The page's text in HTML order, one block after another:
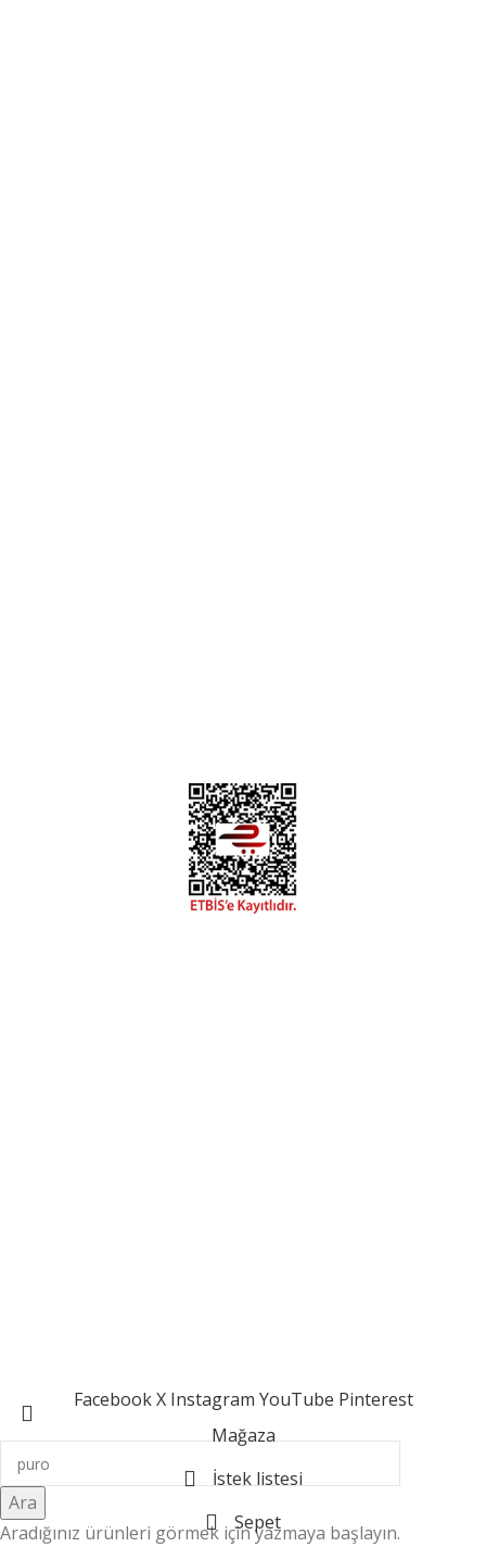
Ara
Aradığınız ürünleri görmek için yazmaya başlayın.
Facebook X Instagram YouTube Pinterest
Mağaza
İstek listesi
Sepet